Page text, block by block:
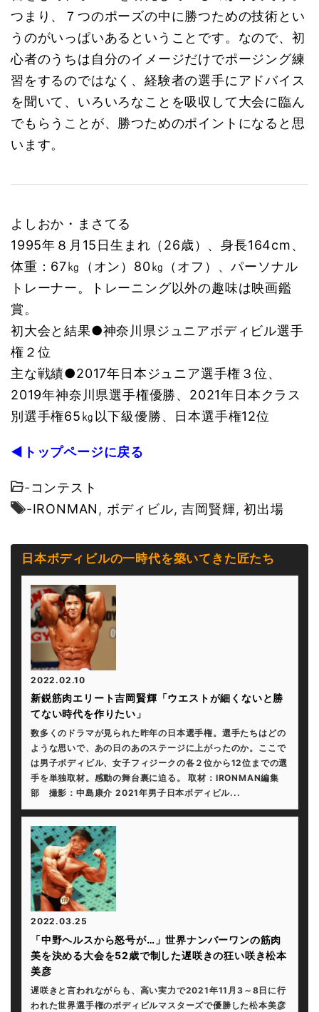
つまり、７つのポーズの中に勝つための技術とい
うのがいっぱいあるということです。なので、初
心者のうちは自分のイメージだけでポージング練
習をするのではなく、経験者の選手にアドバイス
を聞いて、いろいろなことを吸収して大会に臨ん
でもらうことが、勝つためのポイントになると思
います。
よしおか・まさてる
1995年８月15日生まれ（26歳）、身長164cm、
体重：67㎏（オン）80㎏（オフ）、パーソナル
トレーナー。トレーニング以外の趣味は映画鑑
賞。
初大会と結果●神奈川県ジュニアボディビル選手
権２位
主な戦績●2017年日本ジュニア選手権３位、
2019年神奈川県選手権優勝、2021年日本クラス
別選手権65㎏以下級優勝、日本選手権12位
◀トップページに戻る
-コンテスト
-IRONMAN , ボディビル,吉岡賢輝,初出場
日本ボディビルの一時代を築いてきた匠たち
2022.02.10
新鋭筋肉エリート吉岡賢輝「ウエストが細くないと勝
てない時代を作りたい」
数多くのドラマが見られた昨年の日本選手権。選手たちはどの
ような思いで、あの日のあのステージに上がったのか。ここで
は男子ボディビル、女子フィジークの各２位から12位までの選
手を単独取材。感動の舞台裏に迫る。 取材：IRONMAN編集
部 撮影：中島康介 2021年男子日本ボディビル...
2022.03.25
「中野ヘルスから怒号が…」世界ナンバーワンの筋肉
美を決める大会を52歳で制した遅咲きの狂い咲き松本
美彦
遅咲きと言われながらも、高い実力で2021年11月3～8日に行
われた世界選手権のボディビルマスターズで優勝した松本美彦